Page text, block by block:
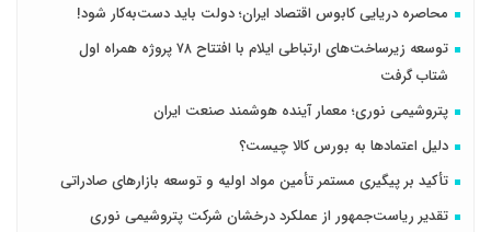
محاصره دریایی کابوس اقتصاد ایران؛ دولت باید دست‌به‌کار شود!
توسعه زیرساخت‌های ارتباطی ایلام با افتتاح ۷۸ پروژه همراه اول
شتاب گرفت
پتروشیمی نوری؛ معمار آینده هوشمند صنعت ایران
دلیل اعتمادها به بورس کالا چیست؟
تأکید بر پیگیری مستمر تأمین مواد اولیه و توسعه بازارهای صادراتی
تقدیر ریاست‌جمهور از عملکرد درخشان شرکت پتروشیمی نوری